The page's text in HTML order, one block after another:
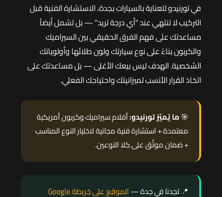
في تورنيدو للعناية بالسيارات بجدة، الاستشارة الفنية قبل
التركيب لا تنتهي عند "أي درجة تريد" — بل تشمل أيضاً
مساعدتك على فهم الفرق الحقيقي بين السيراميك
والكربون بناءً على نوع سيارتك ولون طلائها وأولوياتك
الشخصية. الهدف ليس بيعك الأغلى — بل مساعدتك على
اتخاذ القرار الأنسب لميزانيتك واحتياجك الفعلي.
🎯ما يُميّز تورنيدو:أفلام سيراميك وكربون أمريكية
معتمدة + استشارة فنية مجانية لاختيار النوع المناسب
+ ضمان موثّق على كلا النوعين.
📍 تجدنا في جدة —
الموقع على خريطة Google